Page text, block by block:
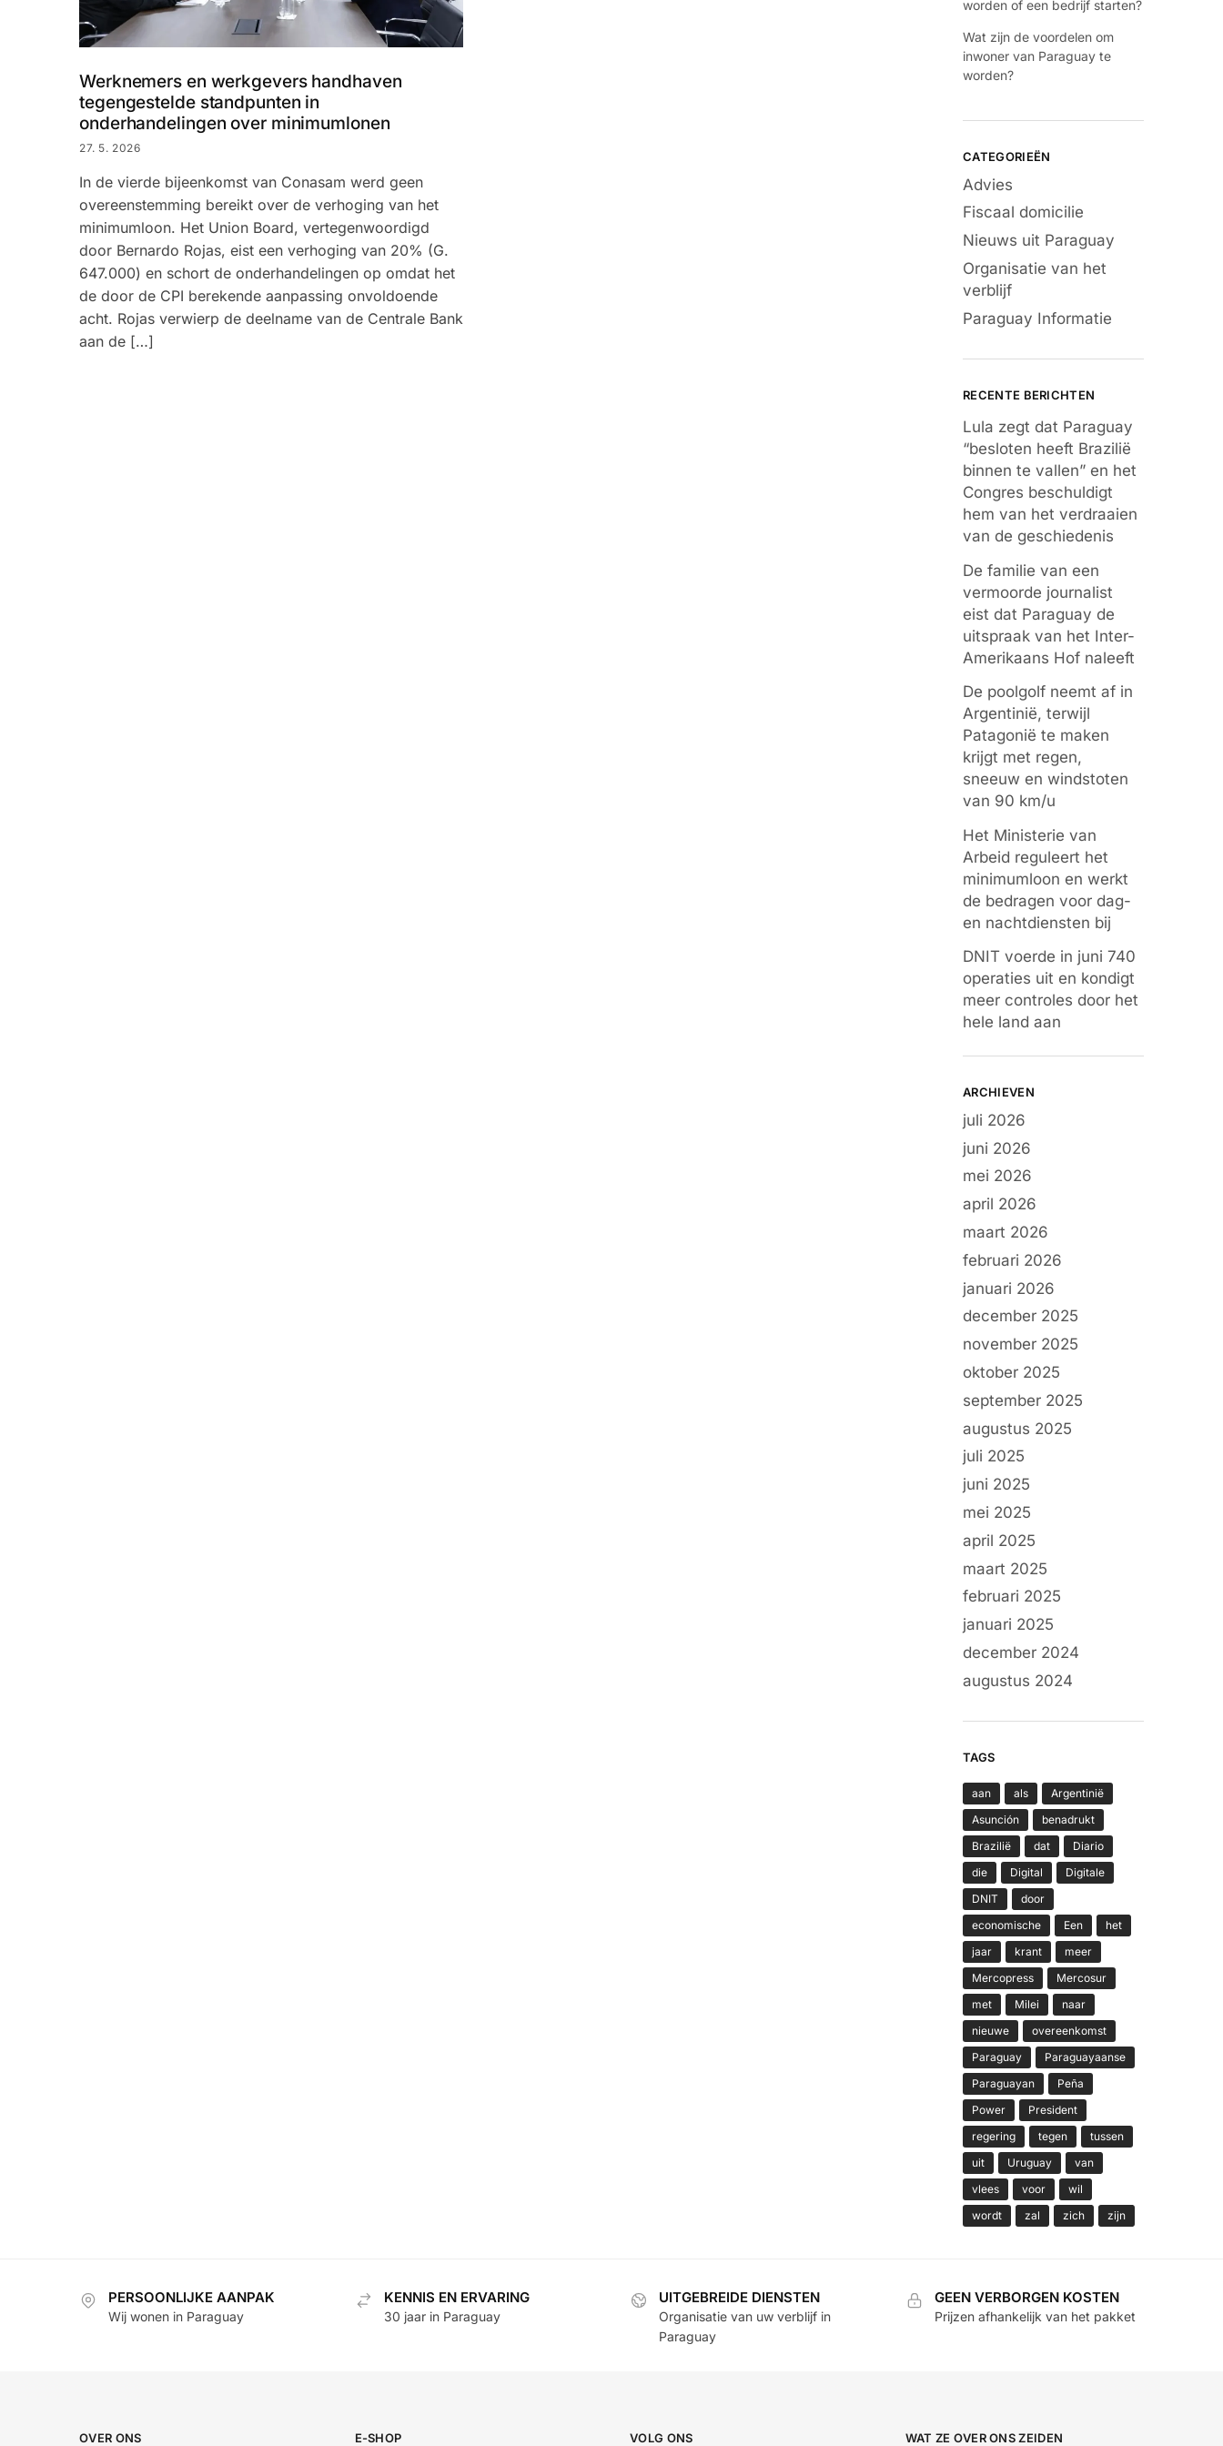
Werknemers en werkgevers handhaven
tegengestelde standpunten in
onderhandelingen over minimumlonen
27. 5. 2026
In de vierde bijeenkomst van Conasam werd geen
overeenstemming bereikt over de verhoging van het
minimumloon. Het Union Board, vertegenwoordigd
door Bernardo Rojas, eist een verhoging van 20% (G.
647.000) en schort de onderhandelingen op omdat het
de door de CPI berekende aanpassing onvoldoende
acht. Rojas verwierp de deelname van de Centrale Bank
aan de […]
worden of een bedrijf starten?
Wat zijn de voordelen om
inwoner van Paraguay te
worden?
CATEGORIEËN
Advies
Fiscaal domicilie
Nieuws uit Paraguay
Organisatie van het
verblijf
Paraguay Informatie
RECENTE BERICHTEN
Lula zegt dat Paraguay
“besloten heeft Brazilië
binnen te vallen” en het
Congres beschuldigt
hem van het verdraaien
van de geschiedenis
De familie van een
vermoorde journalist
eist dat Paraguay de
uitspraak van het Inter-
Amerikaans Hof naleeft
De poolgolf neemt af in
Argentinië, terwijl
Patagonië te maken
krijgt met regen,
sneeuw en windstoten
van 90 km/u
Het Ministerie van
Arbeid reguleert het
minimumloon en werkt
de bedragen voor dag-
en nachtdiensten bij
DNIT voerde in juni 740
operaties uit en kondigt
meer controles door het
hele land aan
ARCHIEVEN
juli 2026
juni 2026
mei 2026
april 2026
maart 2026
februari 2026
januari 2026
december 2025
november 2025
oktober 2025
september 2025
augustus 2025
juli 2025
juni 2025
mei 2025
april 2025
maart 2025
februari 2025
januari 2025
december 2024
augustus 2024
TAGS
aan als
Argentinië
Asunción
benadrukt
Brazilië
dat
Diario
die
Digital
Digitale
DNIT
door
economische
Een
het
jaar
krant
meer
Mercopress
Mercosur
met
Milei
naar
nieuwe
overeenkomst
Paraguay
Paraguayaanse
Paraguayan
Peña
Power
President
regering
tegen
tussen
uit
Uruguay
van
vlees
voor
wil
wordt
zal zich zijn
PERSOONLIJKE AANPAK
Wij wonen in Paraguay
KENNIS EN ERVARING
30 jaar in Paraguay
UITGEBREIDE DIENSTEN
Organisatie van uw verblijf in
Paraguay
GEEN VERBORGEN KOSTEN
Prijzen afhankelijk van het pakket
OVER ONS E-SHOP VOLG ONS WAT ZE OVER ONS ZEIDEN